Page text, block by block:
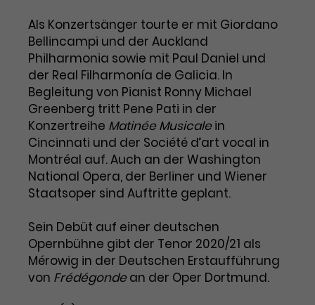
Zweck
Dieses Cookie wird von Google
Analytics installiert. Das Cookie
wird verwendet, um Informationen
darüber zu speichern, wie
Besucher*innen eine Website
nutzen, und hilft bei der Erstellung
eines Analyseberichts über die
Performance der Website. Die
erhobenen Daten umfassen in
anonymisierter Form die Anzahl
der Besuche, die Quelle, aus der sie
Seiten.
Name _gcl_aw
Anbieter Google Ads
Laufzeit 3 Monate
Zweck
Dieses Cookie speichert
Informationen zu Werbeklicks und
dient der Zuordnung von
Conversions zu Google Ads-
Kampagnen.
Name _gcl_dc
Als Konzertsänger tourte er mit Giordano
Bellincampi und der Auckland
Philharmonia sowie mit Paul Daniel und
der Real Filharmonía de Galicia. In
Begleitung von Pianist Ronny Michael
Greenberg tritt Pene Pati in der
Konzertreihe Matinée Musicalein
Cincinnati und der Société d’art vocal in
Montréal auf. Auch an der Washington
National Opera, der Berliner und Wiener
Staatsoper sind Auftritte geplant.
Sein Debüt auf einer deutschen
Opernbühne gibt der Tenor 2020/21 als
Mérowig in der Deutschen Erstaufführung
von Frédégondean der Oper Dortmund.